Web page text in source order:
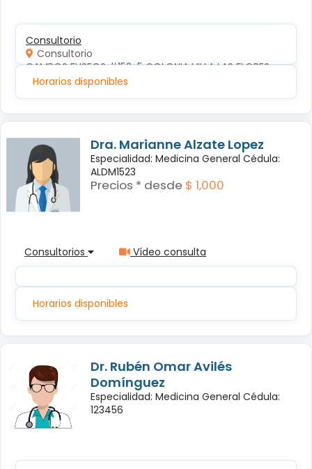
Consultorio
Consultorio
CAMPOS ELISEOS #152-5 COLONIA VILLA LAS FLORES
Horarios disponibles
Dra. Marianne Alzate Lopez
Especialidad: Medicina General Cédula:
ALDM1523
Precios * desde $ 1,000
Consultorios Vídeo consulta
Horarios disponibles
Dr. Rubén Omar Avilés
Domínguez
Especialidad: Medicina General Cédula:
123456